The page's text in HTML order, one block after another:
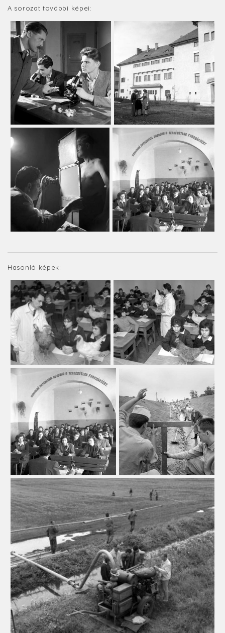
A sorozat további képei:
Hasonló képek: